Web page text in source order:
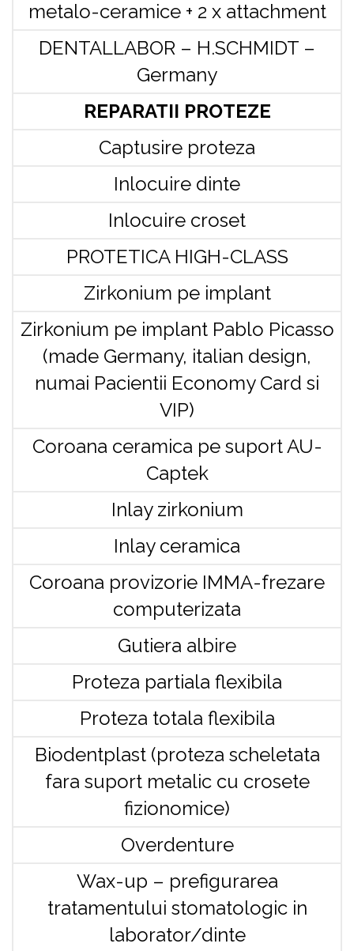
metalo-ceramice + 2 x attachment
DENTALLABOR – H.SCHMIDT –
Germany
REPARATII PROTEZE
Captusire proteza
Inlocuire dinte
Inlocuire croset
PROTETICA HIGH-CLASS
Zirkonium pe implant
Zirkonium pe implant Pablo Picasso
(made Germany, italian design,
numai Pacientii Economy Card si
VIP)
Coroana ceramica pe suport AU-
Captek
Inlay zirkonium
Inlay ceramica
Coroana provizorie IMMA-frezare
computerizata
Gutiera albire
Proteza partiala flexibila
Proteza totala flexibila
Biodentplast (proteza scheletata
fara suport metalic cu crosete
fizionomice)
Overdenture
Wax-up – prefigurarea
tratamentului stomatologic in
laborator/dinte